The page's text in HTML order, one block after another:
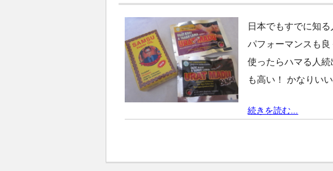
日本でもすでに知
パフォーマンスも
使ったらハマる人
も高い！ かなりい
続きを読む...